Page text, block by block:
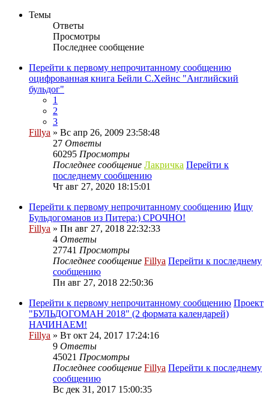
Темы
Ответы
Просмотры
Последнее сообщение
Перейти к первому непрочитанному сообщению
оцифрованная книга Бейли С.Хейнс "Английский
бульдог"
1
2
3
Fillya » Вс апр 26, 2009 23:58:48
27 Ответы
60295 Просмотры
Последнее сообщение Лакричка Перейти к
последнему сообщению
Чт авг 27, 2020 18:15:01
Перейти к первому непрочитанному сообщению Ищу
Бульдогоманов из Питера:) СРОЧНО!
Fillya » Пн авг 27, 2018 22:32:33
4 Ответы
27741 Просмотры
Последнее сообщение Fillya Перейти к последнему
сообщению
Пн авг 27, 2018 22:50:36
Перейти к первому непрочитанному сообщению Проект
"БУЛЬДОГОМАН 2018" (2 формата календарей)
НАЧИНАЕМ!
Fillya » Вт окт 24, 2017 17:24:16
9 Ответы
45021 Просмотры
Последнее сообщение Fillya Перейти к последнему
сообщению
Вс дек 31, 2017 15:00:35